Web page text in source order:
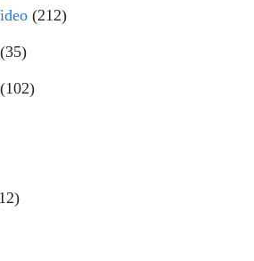
(212)
(35)
(102)